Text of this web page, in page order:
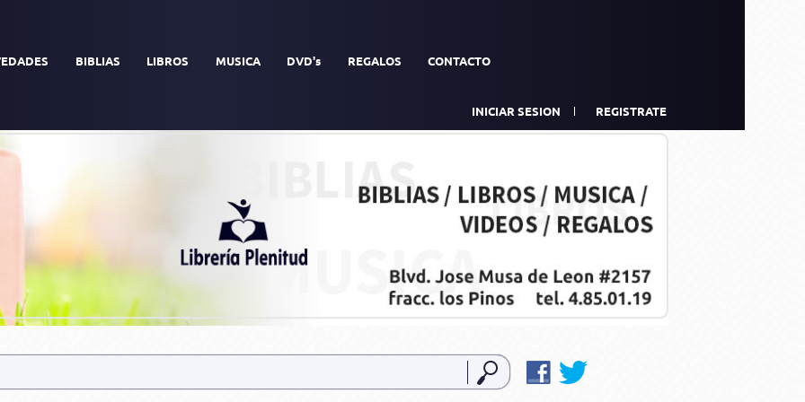
BIBLIAS LIBROS MUSICA DVD's REGALOS CONTACTO
INICIAR SESION REGISTRATE